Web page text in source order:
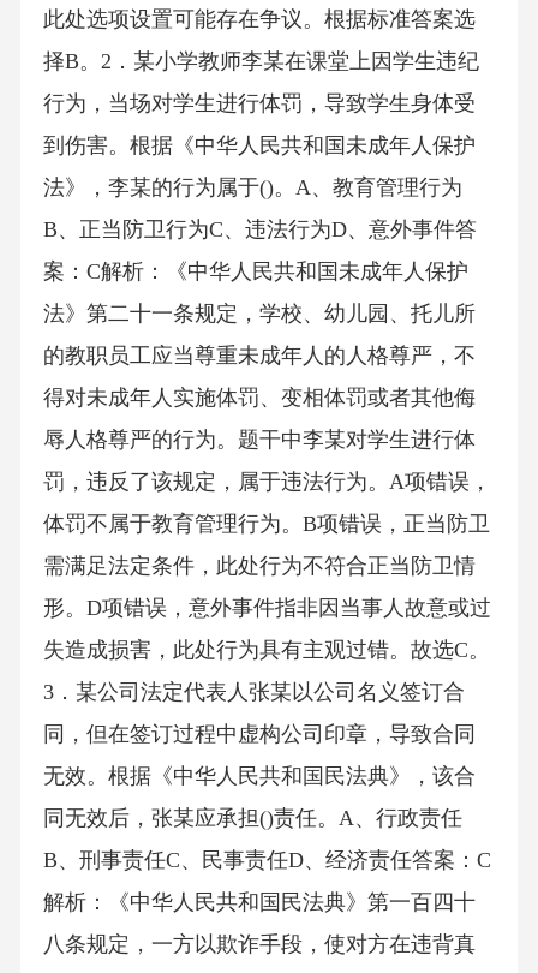
此处选项设置可能存在争议。根据标准答案选
择B。2．某小学教师李某在课堂上因学生违纪
行为，当场对学生进行体罚，导致学生身体受
到伤害。根据《中华人民共和国未成年人保护
法》，李某的行为属于()。A、教育管理行为
B、正当防卫行为C、违法行为D、意外事件答
案：C解析：《中华人民共和国未成年人保护
法》第二十一条规定，学校、幼儿园、托儿所
的教职员工应当尊重未成年人的人格尊严，不
得对未成年人实施体罚、变相体罚或者其他侮
辱人格尊严的行为。题干中李某对学生进行体
罚，违反了该规定，属于违法行为。A项错误，
体罚不属于教育管理行为。B项错误，正当防卫
需满足法定条件，此处行为不符合正当防卫情
形。D项错误，意外事件指非因当事人故意或过
失造成损害，此处行为具有主观过错。故选C。
3．某公司法定代表人张某以公司名义签订合
同，但在签订过程中虚构公司印章，导致合同
无效。根据《中华人民共和国民法典》，该合
同无效后，张某应承担()责任。A、行政责任
B、刑事责任C、民事责任D、经济责任答案：C
解析：《中华人民共和国民法典》第一百四十
八条规定，一方以欺诈手段，使对方在违背真